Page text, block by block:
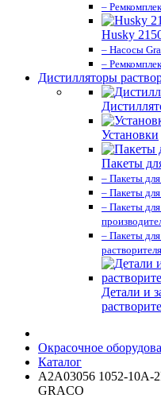
–
Husky
– Насосы
–
Дистилляторы
Установки
Пакеты
– Пакеты
– Пакеты
– Пакеты
– Пакеты
растворителя
Детали и
Окрасочное
Каталог
A2A03056 1052-10A-
GRACO